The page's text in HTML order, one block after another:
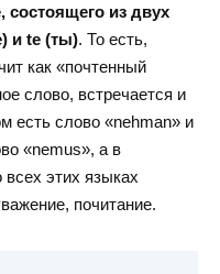
состоящего из двух
и te (ты). То есть,
как «почтенный
слово, встречается и
есть слово «nehman» и
«nemus», а в
этих языках
почитание.